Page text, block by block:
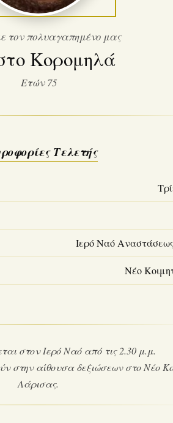
τον πολυαγαπημένο μας
Κορομηλά
Ετών 75
Τελετής
Ιερό Ναό
Νέο
στον Ιερό Ναό από τις 2.30 μ.μ.
στην αίθουσα δεξιώσεων στο Νέο
Λάρισας.